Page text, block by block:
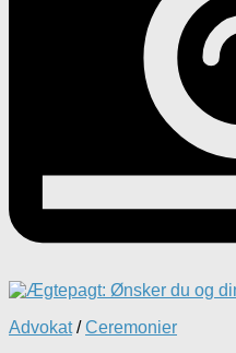
Advokat/Ceremonier